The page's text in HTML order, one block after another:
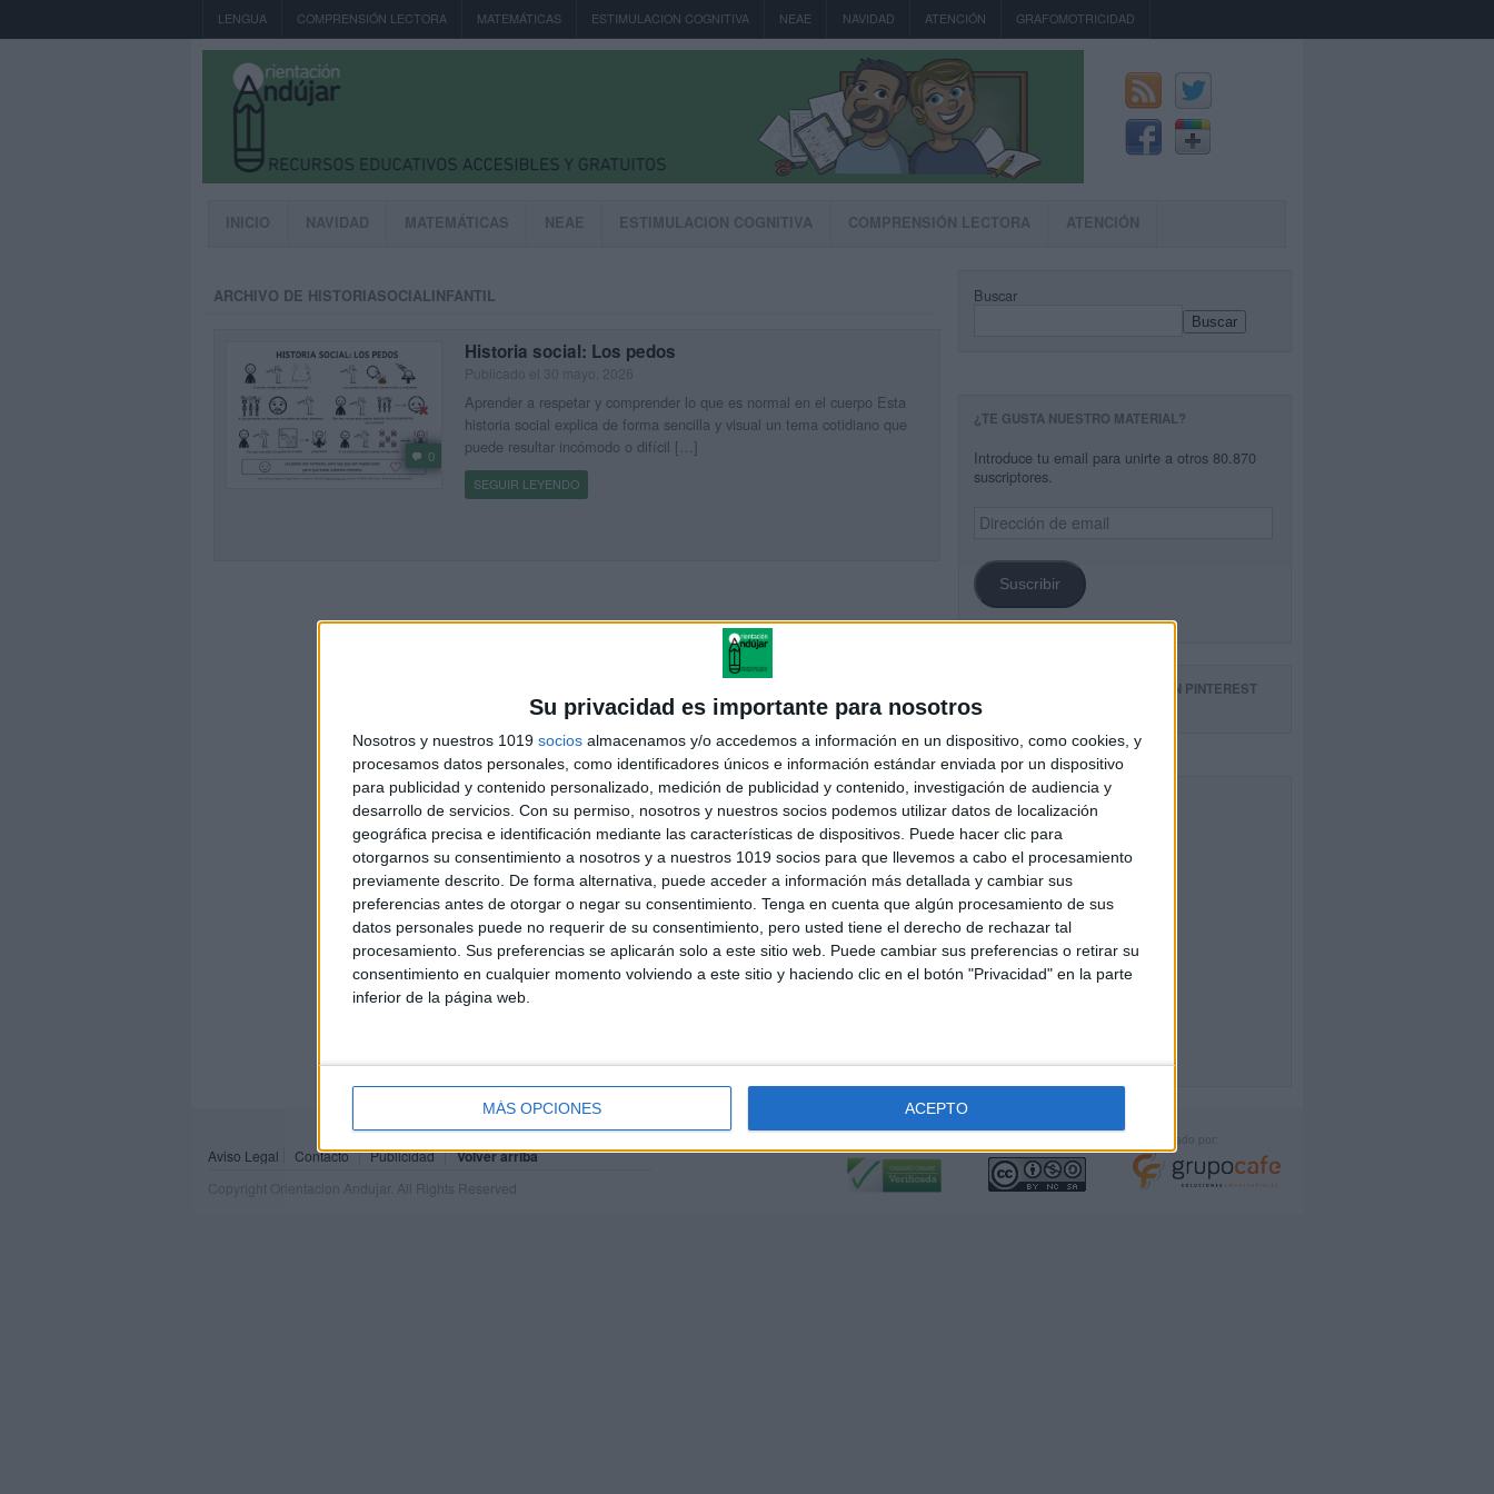
Su privacidad es importante para nosotros
Nosotros y nuestros 1019 socios almacenamos y/o accedemos a información en un dispositivo, como cookies, y
procesamos datos personales, como identificadores únicos e información estándar enviada por un dispositivo
para publicidad y contenido personalizado, medición de publicidad y contenido, investigación de audiencia y
desarrollo de servicios. Con su permiso, nosotros y nuestros socios podemos utilizar datos de localización
geográfica precisa e identificación mediante las características de dispositivos. Puede hacer clic para
otorgarnos su consentimiento a nosotros y a nuestros 1019 socios para que llevemos a cabo el procesamiento
previamente descrito. De forma alternativa, puede acceder a información más detallada y cambiar sus
preferencias antes de otorgar o negar su consentimiento. Tenga en cuenta que algún procesamiento de sus
datos personales puede no requerir de su consentimiento, pero usted tiene el derecho de rechazar tal
procesamiento. Sus preferencias se aplicarán solo a este sitio web. Puede cambiar sus preferencias o retirar su
consentimiento en cualquier momento volviendo a este sitio y haciendo clic en el botón "Privacidad" en la parte
inferior de la página web.
MÁS OPCIONES ACEPTO
LENGUA COMPRENSIÓN LECTORA MATEMÁTICAS ESTIMULACION COGNITIVA NEAE NAVIDAD ATENCIÓN GRAFOMOTRICIDAD
INICIO NAVIDAD MATEMÁTICAS NEAE ESTIMULACION COGNITIVA COMPRENSIÓN LECTORA ATENCIÓN
ARCHIVO DE HISTORIASOCIALINFANTIL
0
Historia social: Los pedos
Aprender a respetar y comprender lo que es normal en el cuerpo Esta
historia social explica de forma sencilla y visual un tema cotidiano que
puede resultar incómodo o difícil […]
SEGUIR LEYENDO
Buscar
Buscar
¿TE GUSTA NUESTRO MATERIAL?
Introduce tu email para unirte a otros 80.870
suscriptores.
Dirección
de
Suscribir
SIGUE NUESTROS TABLEROS EN PINTEREST
Aviso Legal Contacto Publicidad Volver arriba
Copyright Orientacion Andujar. All Rights Reserved